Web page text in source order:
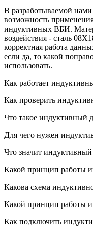
В разработываемой нами
возможность
индуктивных ВБИ.
воздействия - сталь
корректная работа
если да, то какой
использовать.
Как работает
Как проверить
Что такое индуктивный
Для чего нужен
Что значит индуктивный
Какой принцип работы
Какова схема
Какой принцип работы
Как подключить